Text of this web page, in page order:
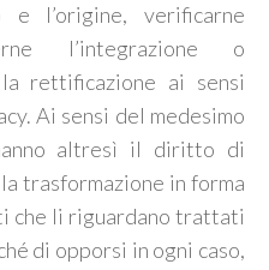
e l’origine, verificarne
l’integrazione o
la rettificazione ai sensi
Ai sensi del medesimo
altresì il diritto di
trasformazione in forma
che li riguardano trattati
di opporsi in ogni caso,